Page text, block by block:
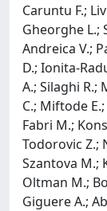
Caruntu F.;
Gheorghe L.;
Andreica V.;
D.; Ionita-
A.; Silaghi R.;
C.; Miftode E.;
Fabri M.;
Todorovic Z.;
Szantova M.;
Oltman M.;
Giguere A.;